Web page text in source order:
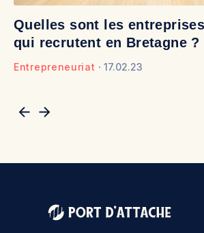
Quelles sont les
qui recrutent en Bretagne ?
Entrepreneuriat 17.02.23